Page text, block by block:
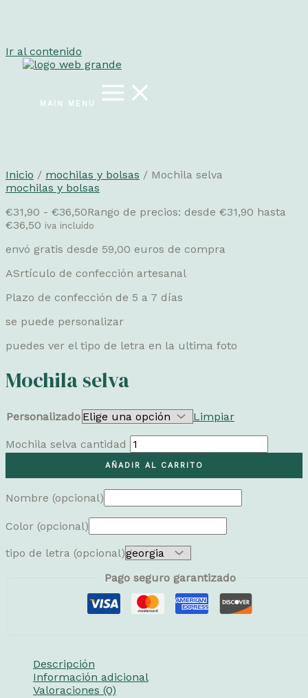
Ir al contenido
MAIN MENU
Inicio / mochilas y bolsas / Mochila selva
mochilas y bolsas
€31,90 - €36,50Rango de precios: desde €31,90 hasta
€36,50 iva incluído
envó gratis desde 59,00 euros de compra
ASrtículo de confección artesanal
Plazo de confección de 5 a 7 días
se puede personalizar
puedes ver el tipo de letra en la ultima foto
Mochila selva
Personalizado Limpiar
Mochila selva cantidad
AÑADIR AL CARRITO
Nombre (opcional)
Color (opcional)
tipo de letra (opcional)
Pago seguro garantizado
Descripción
Información adicional
Valoraciones (0)